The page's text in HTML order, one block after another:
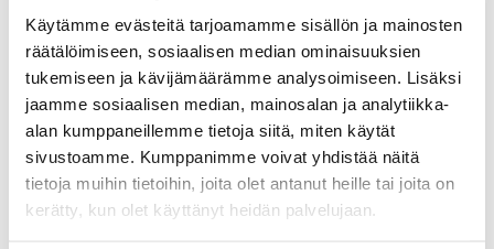
Käytämme evästeitä tarjoamamme sisällön ja mainosten
räätälöimiseen, sosiaalisen median ominaisuuksien
tukemiseen ja kävijämäärämme analysoimiseen. Lisäksi
jaamme sosiaalisen median, mainosalan ja analytiikka-
alan kumppaneillemme tietoja siitä, miten käytät
sivustoamme. Kumppanimme voivat yhdistää näitä
tietoja muihin tietoihin, joita olet antanut heille tai joita on
kerätty, kun olet käyttänyt heidän palvelujaan.
Jäsennumero:
Rekisteröidy
Haluan tilata Hartola Golf uutiskirjeen
Olen lukenut tietosuojaselosteen ja hyväksyn
henkilötietojeni käsittelyn (*)